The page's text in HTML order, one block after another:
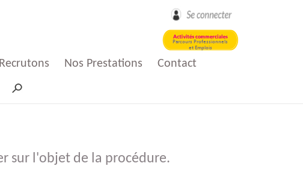
Nos Prestations Contact
sur l'objet de la procédure.